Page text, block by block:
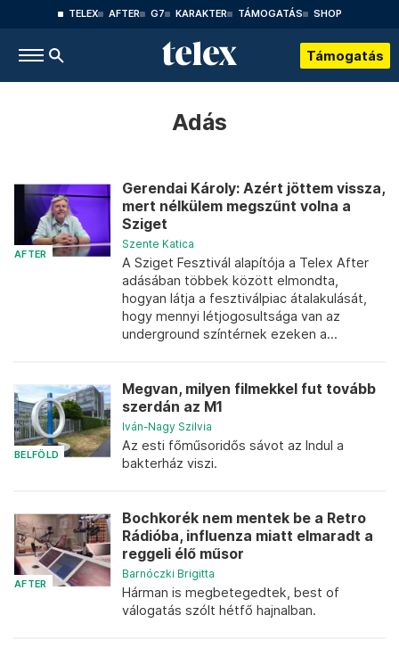
TELEX AFTER G7 KARAKTER TÁMOGATÁS SHOP
Támogatás
Adás
AFTER
Gerendai Károly: Azért jöttem vissza,
mert nélkülem megszűnt volna a
Sziget
Szente Katica
A Sziget Fesztivál alapítója a Telex After
adásában többek között elmondta,
hogyan látja a fesztiválpiac átalakulását,
hogy mennyi létjogosultsága van az
underground színtérnek ezeken a...
BELFÖLD
Megvan, milyen filmekkel fut tovább
szerdán az M1
Iván-Nagy Szilvia
Az esti főműsoridős sávot az Indul a
bakterház viszi.
AFTER
Bochkorék nem mentek be a Retro
Rádióba, influenza miatt elmaradt a
reggeli élő műsor
Barnóczki Brigitta
Hárman is megbetegedtek, best of
válogatás szólt hétfő hajnalban.